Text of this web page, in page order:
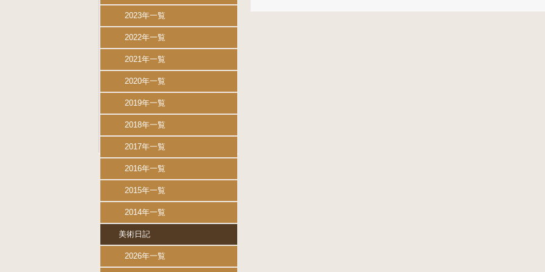
2023年一覧
2022年一覧
2021年一覧
2020年一覧
2019年一覧
2018年一覧
2017年一覧
2016年一覧
2015年一覧
2014年一覧
美術日記
2026年一覧